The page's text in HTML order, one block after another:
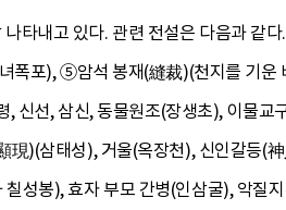
타내고 있다. 관련 전설은 다음과 같
포), ⑤암석 봉재(縫裁)(천지를 기운
신선, 삼신, 동물원조(장생초), 이물교
)(삼태성), 거울(옥장천), 신인갈등(
성봉), 효자 부모 간병(인삼굴), 악질